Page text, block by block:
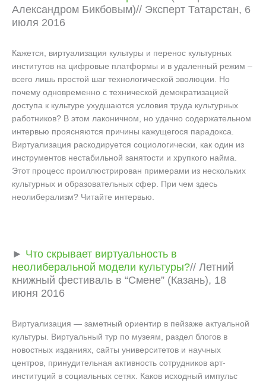
Александром Бикбовым)// Эксперт Татарстан, 6
июля 2016
Кажется, виртуализация культуры и перенос культурных
институтов на цифровые платформы и в удаленный режим –
всего лишь простой шаг технологической эволюции. Но
почему одновременно с технической демократизацией
доступа к культуре ухудшаются условия труда культурных
работников? В этом лаконичном, но удачно содержательном
интервью проясняются причины кажущегося парадокса.
Виртуализация раскодируется социологически, как один из
инструментов нестабильной занятости и хрупкого найма.
Этот процесс проиллюстрирован примерами из нескольких
культурных и образовательных сфер. При чем здесь
неолиберализм? Читайте интервью.
► Что скрывает виртуальность в
неолиберальной модели культуры?// Летний
книжный фестиваль в “Смене” (Казань), 18
июня 2016
Виртуализация — заметный ориентир в пейзаже актуальной
культуры. Виртуальный тур по музеям, раздел блогов в
новостных изданиях, сайты университетов и научных
центров, принудительная активность сотрудников арт-
институций в социальных сетях. Каков исходный импульс